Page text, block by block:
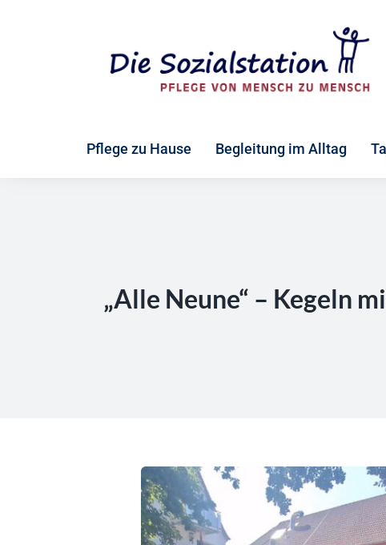
Pflege zu Hause Begleitung im Alltag
„Alle Neune“ – Kegeln